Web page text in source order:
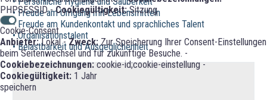
PHPSESSID -Cookiegültigkeit:Sitzung
Cookie-Consent
Anbieter:Lokal -Zweck: Zur Speicherung Ihrer Consent-Einstellungen
beim Seitenwechsel und für zukünftige Besuche. -
Cookiebezeichnungen: cookie-id;cookie-einstellung -
Cookiegültigkeit: 1 Jahr
speichern
• Freude am Umgang mit Lebensmitteln
• Freude am Kundenkontakt und sprachliches Talent
• Organisationstalent
• Belastbarkeit und Ausgeglichenheit